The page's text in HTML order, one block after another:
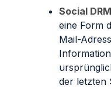
Social
eine Form
Mail-
der letzten